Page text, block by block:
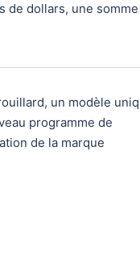
de dollars, une
un modèle
programme de
de la marque